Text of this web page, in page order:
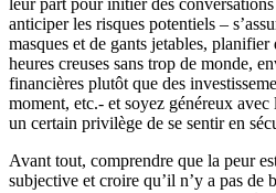
anticiper les risques potentiels –
masques et de gants jetables,
heures creuses sans trop de monde,
financières plutôt que des
moment, etc.- et soyez généreux
un certain privilège de se sentir en
Avant tout, comprendre que la peur
subjective et croire qu’il n’y a pas de